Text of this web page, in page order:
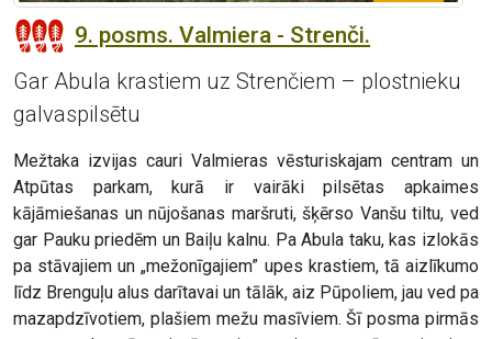
9. posms. Valmiera - Strenči.
Gar Abula krastiem uz Strenčiem – plostnieku
galvaspilsētu
Mežtaka izvijas cauri Valmieras vēsturiskajam centram un
Atpūtas parkam, kurā ir vairāki pilsētas apkaimes
kājāmiešanas un nūjošanas maršruti, šķērso Vanšu tiltu, ved
gar Pauku priedēm un Baiļu kalnu. Pa Abula taku, kas izlokās
pa stāvajiem un „mežonīgajiem” upes krastiem, tā aizlīkumo
līdz Brenguļu alus darītavai un tālāk, aiz Pūpoliem, jau ved pa
mazapdzīvotiem, plašiem mežu masīviem. Šī posma pirmās